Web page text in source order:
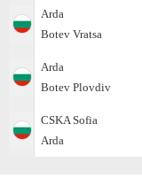
Arda
Botev Vratsa
Arda
Botev Plovdiv
CSKA Sofia
Arda